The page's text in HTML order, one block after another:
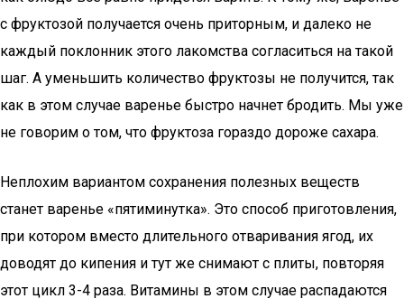
с фруктозой получается очень приторным, и далеко не
каждый поклонник этого лакомства согласиться на такой
шаг. А уменьшить количество фруктозы не получится, так
как в этом случае варенье быстро начнет бродить. Мы уже
не говорим о том, что фруктоза гораздо дороже сахара.
Неплохим вариантом сохранения полезных веществ
станет варенье «пятиминутка». Это способ приготовления,
при котором вместо длительного отваривания ягод, их
доводят до кипения и тут же снимают с плиты, повторяя
этот цикл 3-4 раза. Витамины в этом случае распадаются